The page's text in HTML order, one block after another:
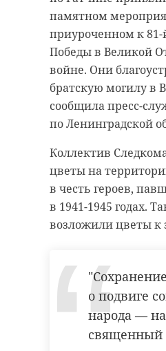
памятном
приуроченном к
Победы в Великой
войне. Они
братскую могилу в
сообщила пресс-
по Ленинградской
Коллектив
цветы на
в честь героев,
в 1941-1945 годах.
возложили цветы к
о подвиге
народа —
священный